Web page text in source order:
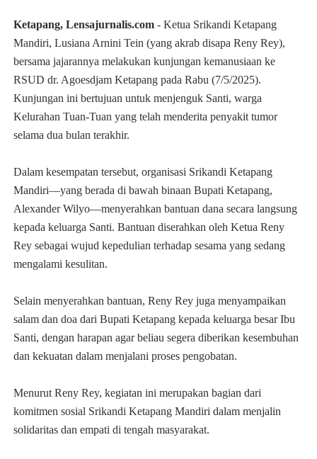
Ketapang, Lensajurnalis.com- Ketua Srikandi Ketapang
Mandiri, Lusiana Arnini Tein (yang akrab disapa Reny Rey),
bersama jajarannya melakukan kunjungan kemanusiaan ke
RSUD dr. Agoesdjam Ketapang pada Rabu (7/5/2025).
Kunjungan ini bertujuan untuk menjenguk Santi, warga
Kelurahan Tuan-Tuan yang telah menderita penyakit tumor
selama dua bulan terakhir.
Dalam kesempatan tersebut, organisasi Srikandi Ketapang
Mandiri—yang berada di bawah binaan Bupati Ketapang,
Alexander Wilyo—menyerahkan bantuan dana secara langsung
kepada keluarga Santi. Bantuan diserahkan oleh Ketua Reny
Rey sebagai wujud kepedulian terhadap sesama yang sedang
mengalami kesulitan.
Selain menyerahkan bantuan, Reny Rey juga menyampaikan
salam dan doa dari Bupati Ketapang kepada keluarga besar Ibu
Santi, dengan harapan agar beliau segera diberikan kesembuhan
dan kekuatan dalam menjalani proses pengobatan.
Menurut Reny Rey, kegiatan ini merupakan bagian dari
komitmen sosial Srikandi Ketapang Mandiri dalam menjalin
solidaritas dan empati di tengah masyarakat.